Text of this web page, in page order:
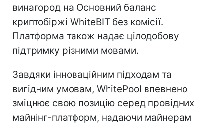
винагород на Основний баланс
криптобіржі WhiteBIT без комісії.
Платформа також надає цілодобову
підтримку різними мовами.
Завдяки інноваційним підходам та
вигідним умовам, WhitePool впевнено
зміцнює свою позицію серед провідних
майнінг-платформ, надаючи майнерам